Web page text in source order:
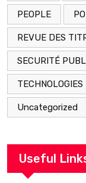
PEOPLE
REVUE DES
SECURITÉ
TECHNOLOGIES
Uncategorized
Useful